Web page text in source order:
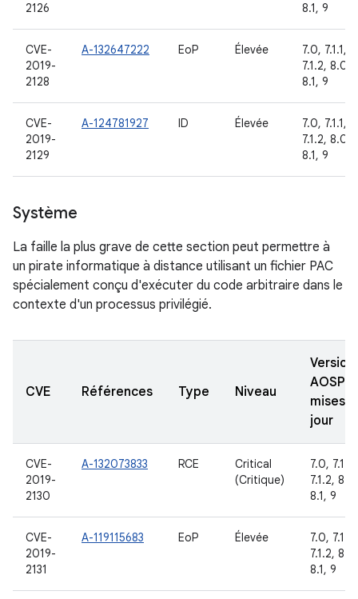
2126
8.1, 9
CVE-
2019-
2128
A-132647222 EoP Élevée
7.0, 7.1.1,
7.1.2, 8.0,
8.1, 9
CVE-
2019-
2129
A-124781927 ID Élevée
7.0, 7.1.1,
7.1.2, 8.0,
8.1, 9
Système
La faille la plus grave de cette section peut permettre à
un pirate informatique à distance utilisant un fichier PAC
spécialement conçu d'exécuter du code arbitraire dans le
contexte d'un processus privilégié.
CVE Références Type Niveau
AOSP
mises à
jour
CVE-
2019-
2130
A-132073833 RCE
Critical
(Critique)
7.0, 7.1.1,
7.1.2, 8.0,
8.1, 9
CVE-
2019-
2131
A-119115683 EoP Élevée
7.0, 7.1.1,
7.1.2, 8.0,
8.1, 9